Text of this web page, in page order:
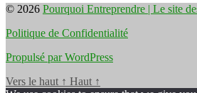
© 2026 Pourquoi Entreprendre | Le site
Politique de Confidentialité
Propulsé par WordPress
Vers le haut ↑ Haut ↑